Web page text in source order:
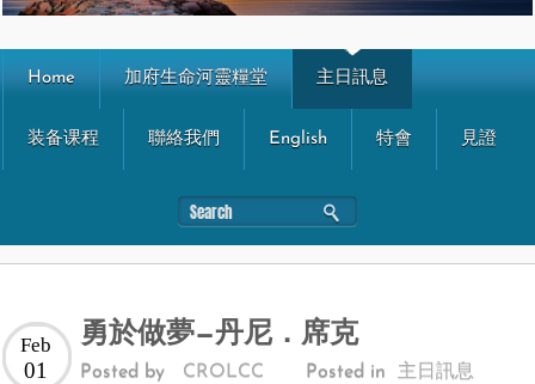
Home 加府生命河靈糧堂 主日訊息
装备课程 聯絡我們 English 特會 見證
勇於做夢—丹尼．席克
Feb
01 Posted by CROLCC Posted in 主日訊息